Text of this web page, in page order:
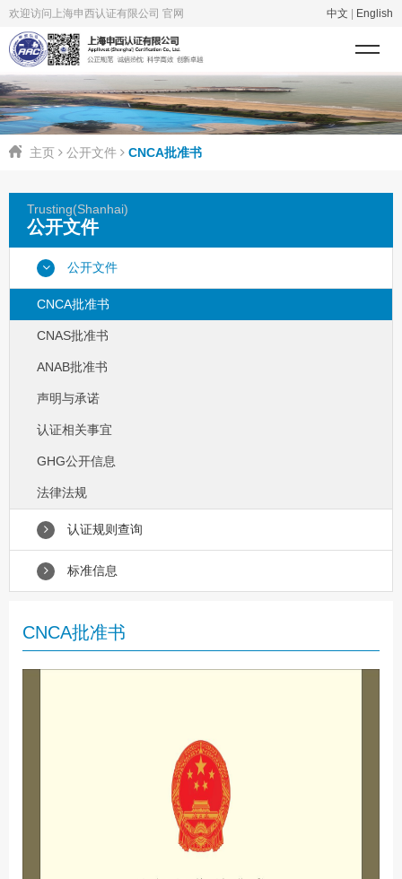
欢迎访问上海申西认证有限公司 官网 中文 English
主页 公开文件 CNCA批准书
Trusting(Shanhai)
公开文件
公开文件
CNCA批准书
CNAS批准书
ANAB批准书
声明与承诺
认证相关事宜
GHG公开信息
法律法规
认证规则查询
标准信息
CNCA批准书